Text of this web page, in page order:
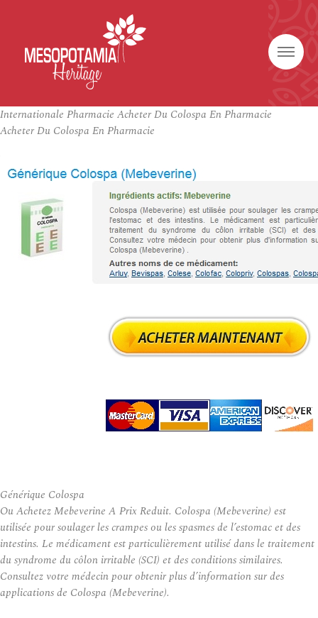
Internationale Pharmacie Acheter Du Colospa En Pharmacie
Acheter Du Colospa En Pharmacie
Générique Colospa
Ou Achetez Mebeverine A Prix Reduit. Colospa (Mebeverine) est
utilisée pour soulager les crampes ou les spasmes de l’estomac et des
intestins. Le médicament est particulièrement utilisé dans le traitement
du syndrome du côlon irritable (SCI) et des conditions similaires.
Consultez votre médecin pour obtenir plus d’information sur des
applications de Colospa (Mebeverine).